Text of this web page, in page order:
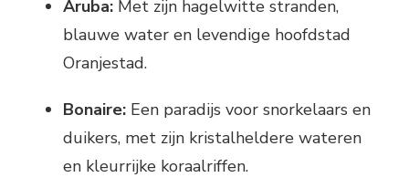
Aruba: Met zijn hagelwitte stranden,
blauwe water en levendige hoofdstad
Oranjestad.
Bonaire: Een paradijs voor snorkelaars en
duikers, met zijn kristalheldere wateren
en kleurrijke koraalriffen.